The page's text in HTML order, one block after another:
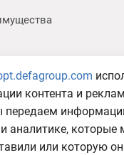
в отношении
контента и
передаем
аналитике,
или которую